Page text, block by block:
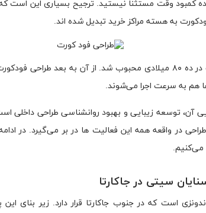
کمبود وقت مستثنا نیستید. ترجیح بسیاری این است که
به هسته مراکز خرید تبدیل شده اند.
در ایالات متحده آمریکا کانسپ فودکورت در ده ۸۰ میلادی محبوب شد.
هم به سرعت اجرا می‌شوند.
آن، توسعه زیبایی و بهبود روانشناسی طراحی داخلی
در واقعه همه این فعالیت ها در بر می‌گیرد. در
می‌کنیم.
سیتی در جاکارتا